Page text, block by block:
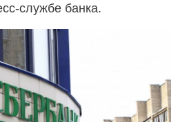
службе банка.